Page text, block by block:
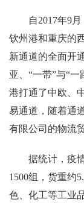
自2017年9
钦州港和重庆的
新通道的全面开
亚、“一带”与“
港打通了中欧、
易通道，随着通
有限公司的物流
据统计，疫
1500组，货重约
色、化工等工业